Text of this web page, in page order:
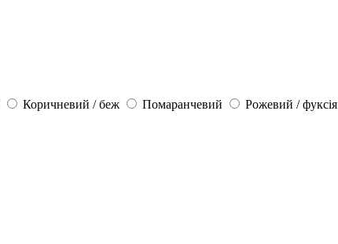
Коричневий / беж Помаранчевий Рожевий / фуксія